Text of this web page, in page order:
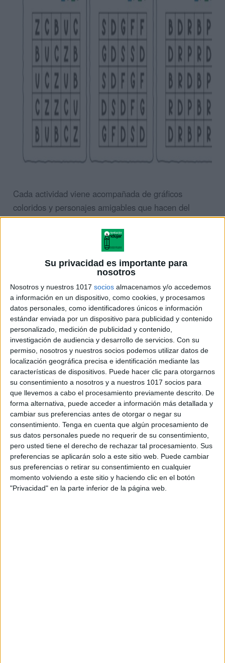
Su privacidad es importante para
nosotros
Nosotros y nuestros 1017 socios almacenamos y/o accedemos
a información en un dispositivo, como cookies, y procesamos
datos personales, como identificadores únicos e información
estándar enviada por un dispositivo para publicidad y contenido
personalizado, medición de publicidad y contenido,
investigación de audiencia y desarrollo de servicios. Con su
permiso, nosotros y nuestros socios podemos utilizar datos de
localización geográfica precisa e identificación mediante las
características de dispositivos. Puede hacer clic para otorgarnos
su consentimiento a nosotros y a nuestros 1017 socios para
que llevemos a cabo el procesamiento previamente descrito. De
forma alternativa, puede acceder a información más detallada y
cambiar sus preferencias antes de otorgar o negar su
consentimiento. Tenga en cuenta que algún procesamiento de
sus datos personales puede no requerir de su consentimiento,
pero usted tiene el derecho de rechazar tal procesamiento. Sus
preferencias se aplicarán solo a este sitio web. Puede cambiar
sus preferencias o retirar su consentimiento en cualquier
momento volviendo a este sitio y haciendo clic en el botón
"Privacidad" en la parte inferior de la página web.
Cada actividad viene acompañada de gráficos
coloridos y personajes amigables que hacen del
aprendizaje una experiencia alegre y atractiva.
Además, proporcionamos sugerencias sobre cómo
los padres y educadores pueden ampliar estas
actividades, como crear historias alrededor de las
letras o incorporar canciones que refuercen el
alfabeto y sus sonidos.
Te invitamos a descargar y explorar las «Bonitas
Actividades para el Reconocimiento de Letras y
Atención en Infantil» desdeOrientación Andujar
Estas herramientas son perfectas para utilizar en
casa o en el aula y son una excelente manera de
preparar a los niños para el éxito en la lectura y
escritura.
ÚNETE A NUESTRO GRUPO EXCLUSIVO DE
WHATSAPP